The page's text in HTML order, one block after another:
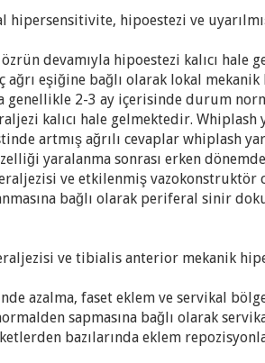
hipoestezi ve
devamıyla hipoestezi kalıcı hale
ağrı eşiğine bağlı olarak lokal
genellikle 2-3 ay içerisinde durum
kalıcı hale gelmektedir. Whiplash
artmış ağrılı cevaplar whiplash
yaralanma sonrası erken
ve etkilenmiş
bağlı olarak periferal sinir
ve tibialis anterior mekanik
azalma, faset eklem ve servikal
sapmasına bağlı olarak
bazılarında eklem